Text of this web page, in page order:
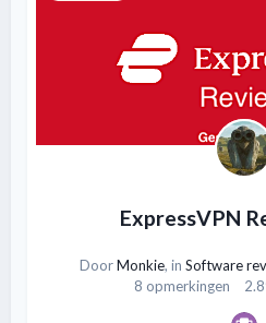
ExpressVPN
DoorMonkie, in Software
8 opmerkingen